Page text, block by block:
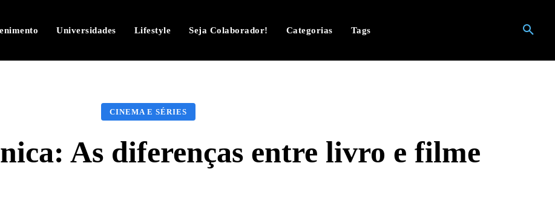
Universidades Lifestyle Seja Colaborador! Categorias Tags
CINEMA E SÉRIES
As diferenças entre livro e filme